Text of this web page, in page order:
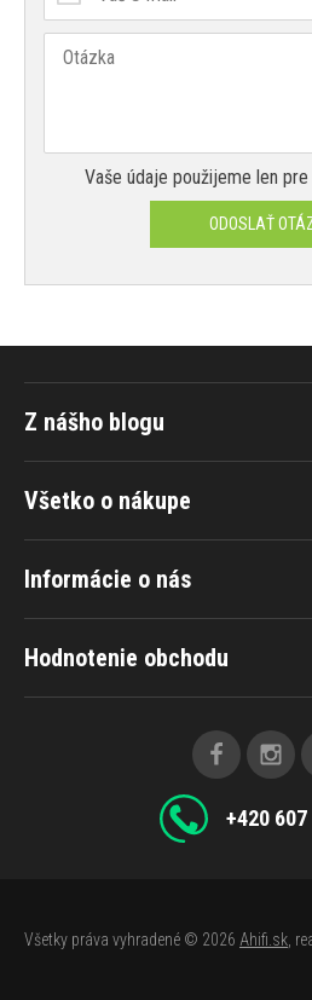
Vaše údaje použijeme len
ODOSLAŤ
Všetko o nákupe
Informácie o nás
Hodnotenie obchodu
+420
Z nášho blogu
Všetky práva vyhradené © 2026 Ahifi.sk ,